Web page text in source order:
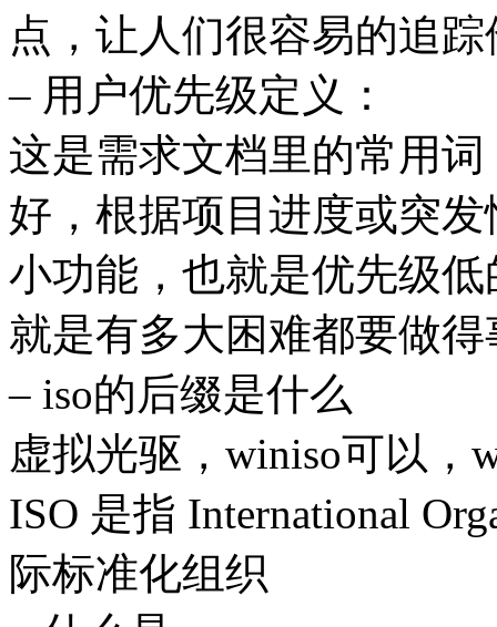
点，让人们很容易的追
– 用户优先级定义：
这是需求文档里的常用
好，根据项目进度或突
小功能，也就是优先级
就是有多大困难都要做
– iso的后缀是什么
虚拟光驱，winiso可以，
ISO 是指 International
际标准化组织